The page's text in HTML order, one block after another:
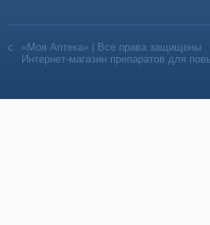
«Моя Аптека» | Все права защищены
Интернет-магазин препаратов для